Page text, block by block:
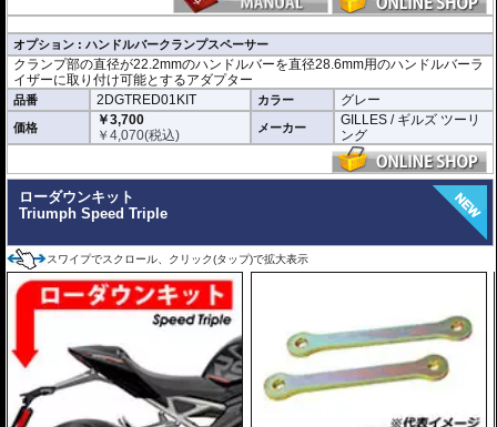
ローダウンキット
Triumph Speed Triple
スワイプでスクロール、クリック(タップ)で拡大表示
オプション : ハンドルバークランプスペーサー
クランプ部の直径が22.2mmのハンドルバーを直径28.6mm用のハンドルバーラ
イザーに取り付け可能とするアダプター
品番 2DGTRED01KIT カラー グレー
価格
￥3,700
￥4,070(税込) メーカー
GILLES / ギルズ ツーリ
ング